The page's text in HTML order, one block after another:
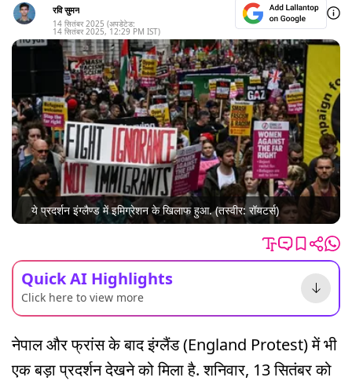
रवि सुमन
14 सितंबर 2025 (अपडेटेड:
14 सितंबर 2025, 12:29 PM IST)
ये प्रदर्शन इंग्लैण्ड में इमिग्रेशन के खिलाफ हुआ. (तस्वीर: रॉयटर्स)
Quick AI Highlights
Click here to view more
नेपाल और फ्रांस के बाद इंग्लैंड (England Protest) में भी
एक बड़ा प्रदर्शन देखने को मिला है. शनिवार, 13 सितंबर को